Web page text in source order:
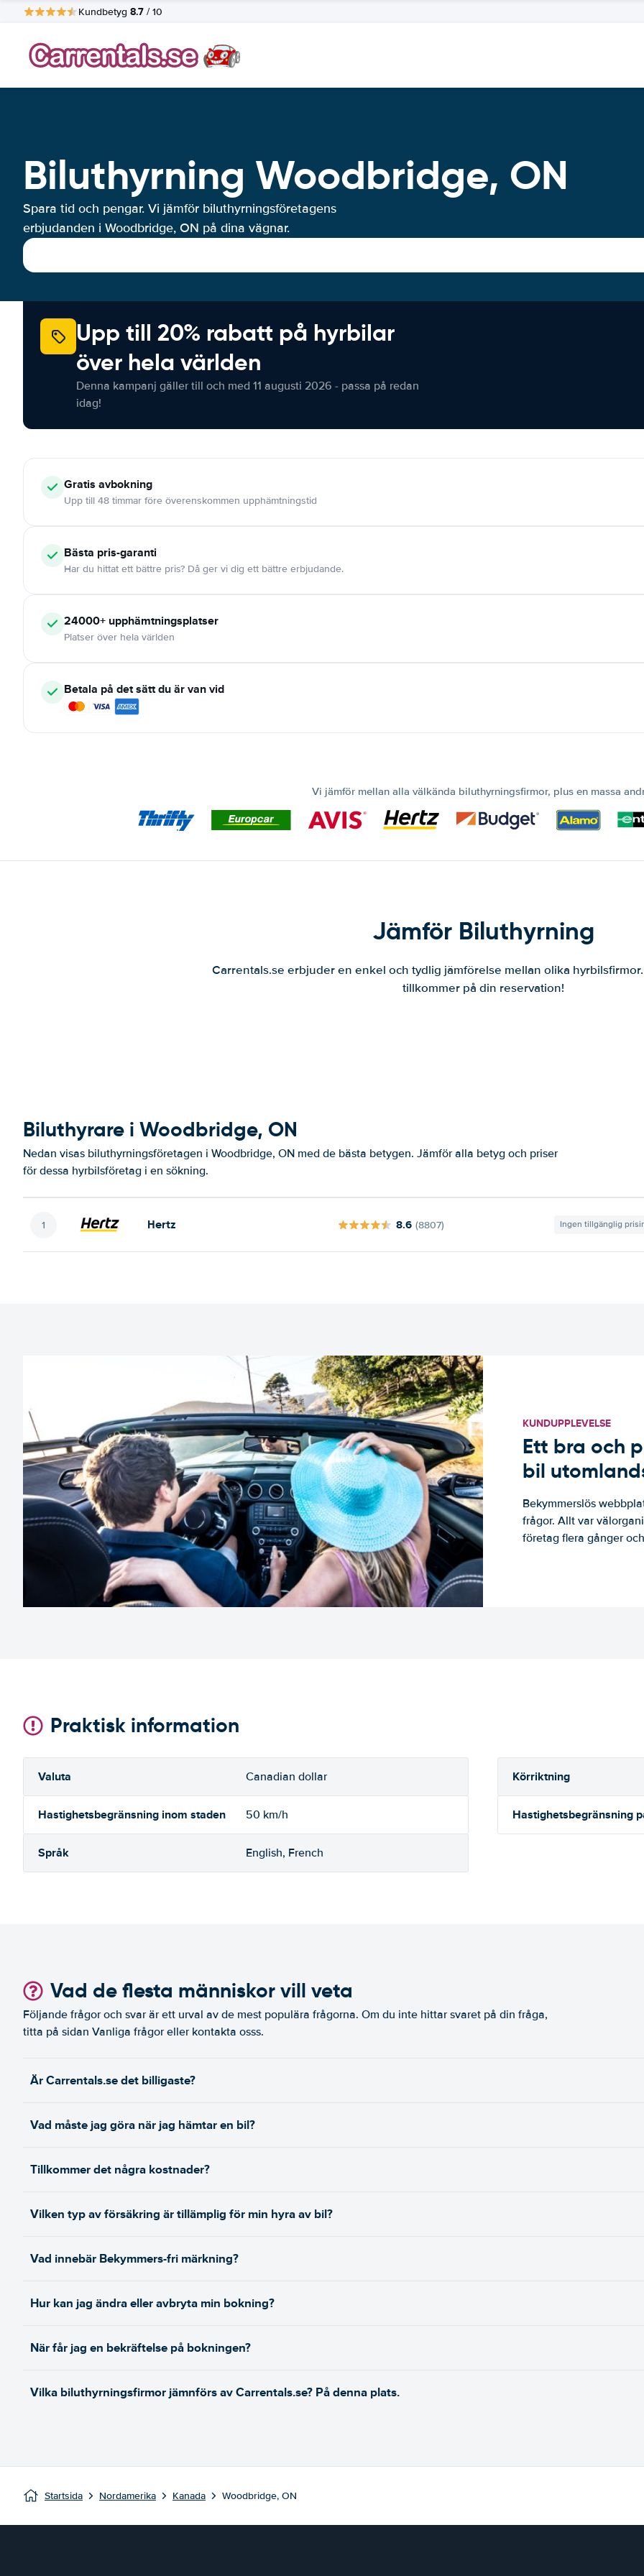
Kundbetyg 8.7 / 10
Biluthyrning Woodbridge, ON
Spara tid och pengar. Vi jämför biluthyrningsföretagens
erbjudanden i Woodbridge, ON på dina vägnar.
Upp till 20% rabatt på hyrbilar
över hela världen
Denna kampanj gäller till och med 11 augusti 2026 - passa på redan
idag!
Gratis avbokning
Upp till 48 timmar före överenskommen upphämtningstid
Bästa pris-garanti
Har du hittat ett bättre pris? Då ger vi dig ett bättre erbjudande.
24000+ upphämtningsplatser
Platser över hela världen
Betala på det sätt du är van vid
Vi jämför mellan alla välkända biluthyrningsfirmor, plus en massa
Jämför Biluthyrning
Carrentals.se erbjuder en enkel och tydlig jämförelse mellan olika
tillkommer på din reservation!
Biluthyrare i Woodbridge, ON
Nedan visas biluthyrningsföretagen i Woodbridge, ON med de bästa betygen. Jämför alla betyg och priser
för dessa hyrbilsföretag i en sökning.
Hertz 8.6 (8807) Ingen tillgänglig
KUNDUPPLEVELSE
Ett bra och
bil
Bekymmerslös
frågor. Allt var
företag flera gånger
Praktisk information
Valuta Canadian dollar Körriktning
Hastighetsbegränsning inom staden 50 km/h Hastighetsbegränsning
Språk English, French
Vad de flesta människor vill veta
Följande frågor och svar är ett urval av de mest populära frågorna. Om du inte hittar svaret på din fråga,
titta på sidan Vanliga frågor eller kontakta osss.
Är Carrentals.se det billigaste?
Vad måste jag göra när jag hämtar en bil?
Tillkommer det några kostnader?
Vilken typ av försäkring är tillämplig för min hyra av bil?
Vad innebär Bekymmers-fri märkning?
Hur kan jag ändra eller avbryta min bokning?
När får jag en bekräftelse på bokningen?
Vilka biluthyrningsfirmor jämnförs av Carrentals.se? På denna plats.
Startsida Nordamerika Kanada Woodbridge, ON